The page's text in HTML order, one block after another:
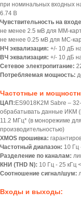
при номинальных входных
6.74 В
Чувствительность на
не менее 2.5 мВ для MM-
не менее 0.25 мВ для MC-
НЧ эквализация: +/- 10 дБ
ВЧ эквализация: +/- 10 дБ
Сетевое электропитание:
Потребляемая мощность:
Частотные и
ЦАП: ES9018K2M Sabre –
обрабатывать данныe ИКМ
11.2 МГц* (в монорежиме
производительностью)
XMOS прошивка:
Частотный диапазон: 10 Гц
Разделение по каналам:
КНИ (THD N): 10 Гц - 25 кГц
Соотношение сигнал/шум:
Входы и выходы: